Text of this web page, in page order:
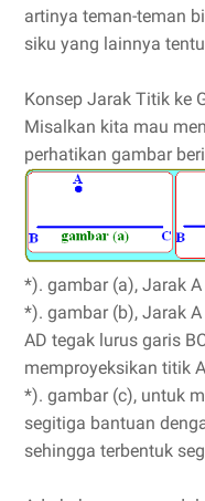
artinya teman-teman
siku yang lainnya
Konsep Jarak Titik ke
Misalkan kita mau
perhatikan gambar
*). gambar (a), Jarak A
*). gambar (b), Jarak
AD tegak lurus garis
memproyeksikan titik
*). gambar (c), untuk
segitiga bantuan
sehingga terbentuk